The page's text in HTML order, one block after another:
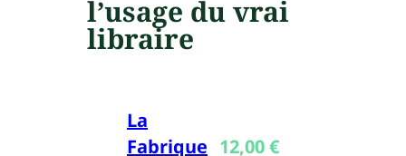
l’usage du vrai
libraire
La
Fabrique 12,00€